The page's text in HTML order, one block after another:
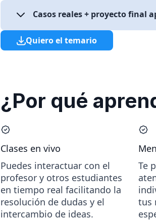
Optimización del mensaje
Automatización de tareas
Creación de flujos de trabajo
Integración de múltiples
Organización eficiente del
Casos reales + proyecto final
Automatización de reportes
Control de gastos con IA
Quiero el temario
¿Por qué
Clases en vivo
Puedes interactuar con el
profesor y otros estudiantes
en tiempo real facilitando la
resolución de dudas y el
intercambio de ideas.
Te
tus